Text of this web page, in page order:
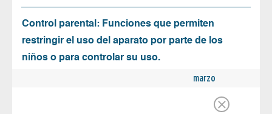
Control parental: Funciones que permiten
restringir el uso del aparato por parte de los
niños o para controlar su uso.
marzo